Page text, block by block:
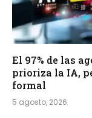
El 97% de las
prioriza la IA,
formal
5 agosto, 2026